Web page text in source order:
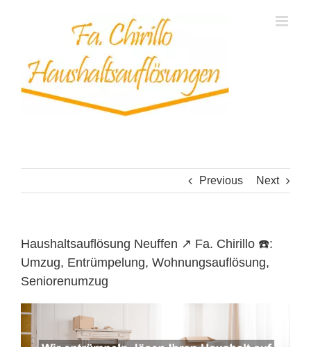
Previous Next
Haushaltsauflösung Neuffen ↗️ Fa. Chirillo ☎️:
Umzug, Entrümpelung, Wohnungsauflösung,
Seniorenumzug